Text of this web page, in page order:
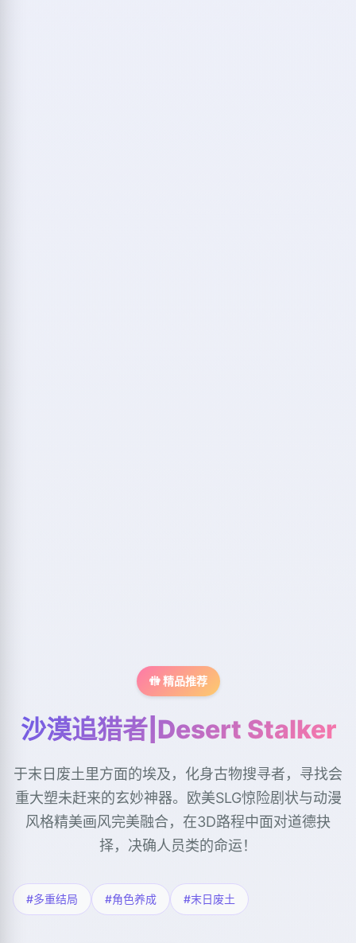
🚻 精品推荐
沙漠追猎者|Desert Stalker
于末日废土里方面的埃及，化身古物搜寻者，寻找会
重大塑未赶来的玄妙神器。欧美SLG惊险剧状与动漫
风格精美画风完美融合，在3D路程中面对道德抉
择，决确人员类的命运！
#多重结局 #角色养成 #末日废土